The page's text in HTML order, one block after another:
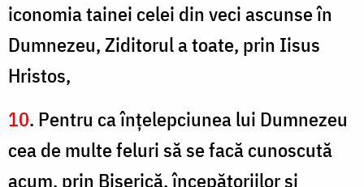
iconomia tainei celei din veci ascunse în
Dumnezeu, Ziditorul a toate, prin Iisus
Hristos,
10. Pentru ca înţelepciunea lui Dumnezeu
cea de multe feluri să se facă cunoscută
acum, prin Biserică, începătoriilor şi